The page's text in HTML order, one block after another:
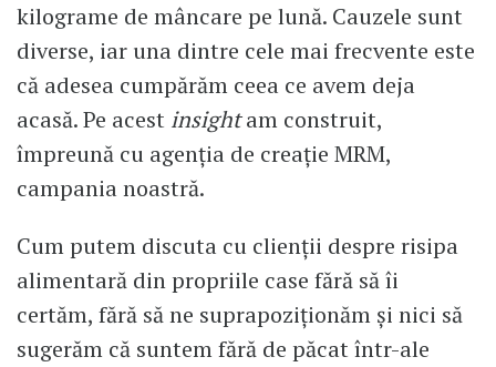
kilograme de mâncare pe lună. Cauzele sunt
diverse, iar una dintre cele mai frecvente este
că adesea cumpărăm ceea ce avem deja
acasă. Pe acest insightam construit,
împreună cu agenția de creație MRM,
campania noastră.
Cum putem discuta cu clienții despre risipa
alimentară din propriile case fără să îi
certăm, fără să ne suprapoziționăm și nici să
sugerăm că suntem fără de păcat într-ale